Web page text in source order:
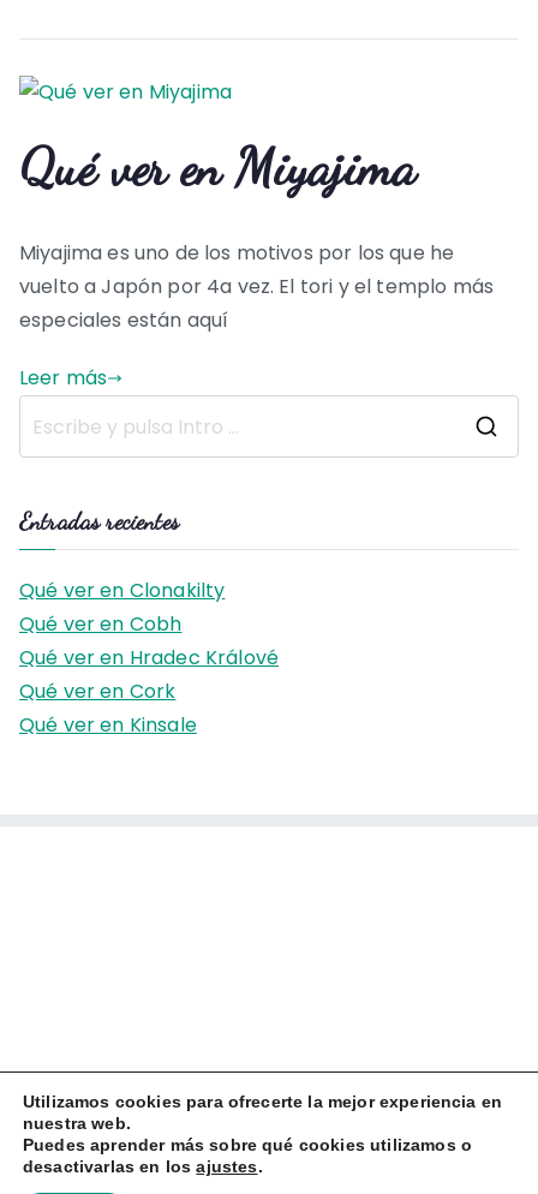
Qué ver en Miyajima
Miyajima es uno de los motivos por los que he
vuelto a Japón por 4a vez. El tori y el templo más
especiales están aquí
Leer más
c
Entradas recientes
Qué ver en Clonakilty
Qué ver en Cobh
Qué ver en Hradec Králové
Qué ver en Cork
Qué ver en Kinsale
Utilizamos cookies para ofrecerte la mejor experiencia en
nuestra web.
Puedes aprender más sobre qué cookies utilizamos o
desactivarlas en losajustes.